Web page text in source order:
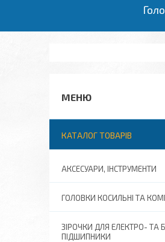
КАТАЛОГ ТОВАРІВ
АКСЕСУАРИ, ІНСТРУМЕНТИ
ГОЛОВКИ КОСИЛЬНІ ТА
ЗІРОЧКИ ДЛЯ ЕЛЕКТРО- ТА
ПІДШИПНИКИ